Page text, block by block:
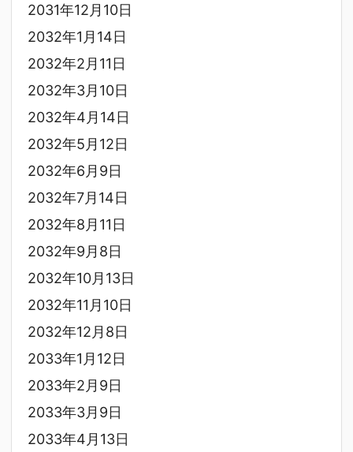
2031年12月10日
2032年1月14日
2032年2月11日
2032年3月10日
2032年4月14日
2032年5月12日
2032年6月9日
2032年7月14日
2032年8月11日
2032年9月8日
2032年10月13日
2032年11月10日
2032年12月8日
2033年1月12日
2033年2月9日
2033年3月9日
2033年4月13日